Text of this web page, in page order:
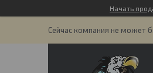
Начать
Сейчас компания не может